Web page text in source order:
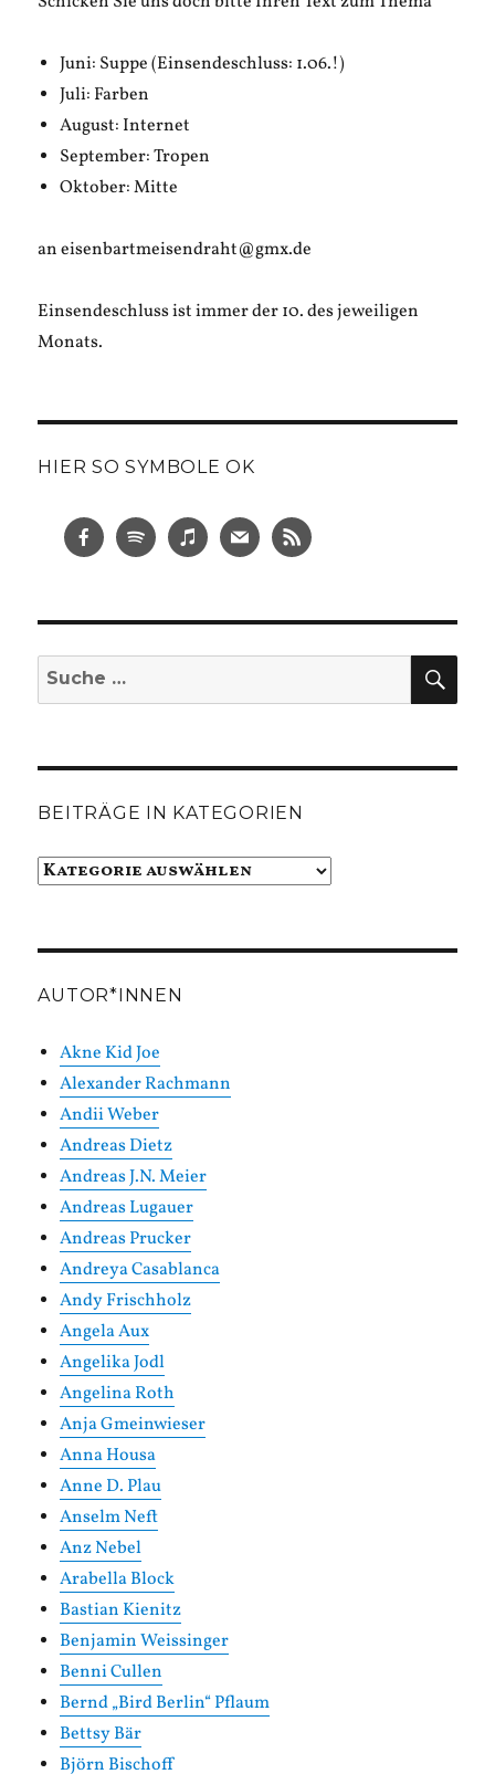
Juni: Suppe (Einsendeschluss: 1.06.!)
Juli: Farben
August: Internet
September: Tropen
Oktober: Mitte
an eisenbartmeisendraht@gmx.de
Einsendeschluss ist immer der 10. des jeweiligen
Monats.
HIER SO SYMBOLE OK
Suche
nach:
BEITRÄGE IN KATEGORIEN
Beiträge
AUTOR*INNEN
Akne Kid Joe
Alexander Rachmann
Andii Weber
Andreas Dietz
Andreas J.N. Meier
Andreas Lugauer
Andreas Prucker
Andreya Casablanca
Andy Frischholz
Angela Aux
Angelika Jodl
Angelina Roth
Anja Gmeinwieser
Anna Housa
Anne D. Plau
Anselm Neft
Anz Nebel
Arabella Block
Bastian Kienitz
Benjamin Weissinger
Benni Cullen
Bernd „Bird Berlin“ Pflaum
Bettsy Bär
Björn Bischoff